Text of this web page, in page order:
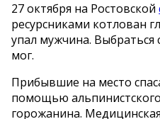
27 октября на Ростовской
ресурсниками котлован
упал мужчина. Выбраться
мог.
Прибывшие на место
помощью
горожанина.